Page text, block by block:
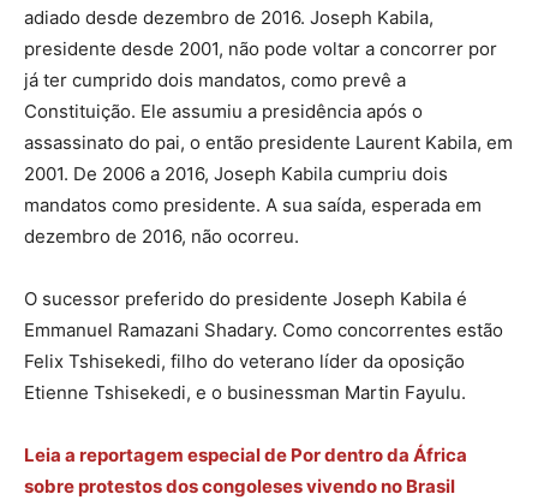
adiado desde dezembro de 2016. Joseph Kabila,
presidente desde 2001, não pode voltar a concorrer por
já ter cumprido dois mandatos, como prevê a
Constituição. Ele assumiu a presidência após o
assassinato do pai, o então presidente Laurent Kabila, em
2001. De 2006 a 2016, Joseph Kabila cumpriu dois
mandatos como presidente. A sua saída, esperada em
dezembro de 2016, não ocorreu.
O sucessor preferido do presidente Joseph Kabila é
Emmanuel Ramazani Shadary. Como concorrentes estão
Felix Tshisekedi, filho do veterano líder da oposição
Etienne Tshisekedi, e o businessman Martin Fayulu.
Leia a reportagem especial de Por dentro da África
sobre protestos dos congoleses vivendo no Brasil